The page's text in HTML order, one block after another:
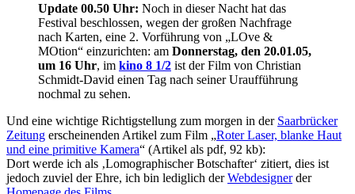
Update 00.50 Uhr: Noch in dieser Nacht hat das
Festival beschlossen, wegen der großen Nachfrage
nach Karten, eine 2. Vorführung von „LOve &
MOtion“ einzurichten: am Donnerstag, den 20.01.05,
um 16 Uhr, im kino 8 1/2 ist der Film von Christian
Schmidt-David einen Tag nach seiner Uraufführung
nochmal zu sehen.
Und eine wichtige Richtigstellung zum morgen in der Saarbrücker
Zeitung erscheinenden Artikel zum Film „Roter Laser, blanke Haut
und eine primitive Kamera“ (Artikel als pdf, 92 kb):
Dort werde ich als ‚Lomographischer Botschafter‘ zitiert, dies ist
jedoch zuviel der Ehre, ich bin lediglich derWebdesignerder